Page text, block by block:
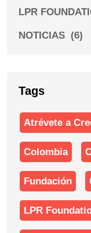
LPR
NOTICIAS (6)
Tags
Atrévete a
Colombia
Fundación
LPR